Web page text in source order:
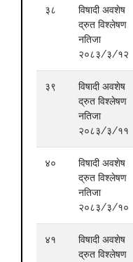
३८
विषादी अवशेष
द्रुत विश्लेषण
नतिजा
२०८३/३/१२
३९
विषादी अवशेष
द्रुत विश्लेषण
नतिजा
२०८३/३/११
४०
विषादी अवशेष
द्रुत विश्लेषण
नतिजा
२०८३/३/१०
४१
विषादी अवशेष
द्रुत विश्लेषण